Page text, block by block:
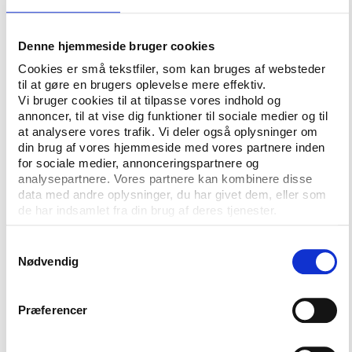
Denne hjemmeside bruger cookies
Cookies er små tekstfiler, som kan bruges af websteder
til at gøre en brugers oplevelse mere effektiv.
Vi bruger cookies til at tilpasse vores indhold og
annoncer, til at vise dig funktioner til sociale medier og til
at analysere vores trafik. Vi deler også oplysninger om
din brug af vores hjemmeside med vores partnere inden
for sociale medier, annonceringspartnere og
analysepartnere. Vores partnere kan kombinere disse
data med andre oplysninger, du har givet dem, eller som
de har indsamlet fra din brug af deres tjenester.
Nødvendig
Præferencer
Færre specialforbund
Mens model 1 altså kun opererer med mindre
justeringer af strukturerne, er de anbefalede
ændringer i model 2 og 3 mere radikale.
I både model 2 og 3 reduceres antallet af lokale
’idrætskredse’ fra 19 til 7 fællesidrætslige regioner.
Mens regionerne får selvstændig politisk ledelse i
model 2, bliver de syv fællesidrætslige regioner i
model 3 uden eget politisk styre og skal referere
direkte til NIF.
specialforbund skal reduceres. Denne reducering skal
opnås via brug af forskellige incitamentsordninger. I
nuværende 54 specialforbund med en tredjedel,
mens model 3 vil halvere antallet. Ifølge rapporten